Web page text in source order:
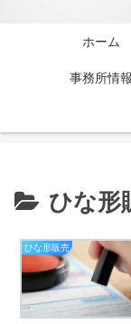
ホーム
事務所情報
ひな形
ひな形販売